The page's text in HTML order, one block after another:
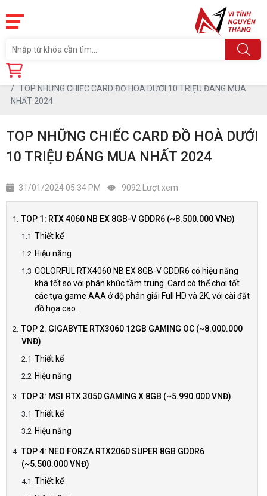
Trang chủ
TOP NHỮNG CHIẾC CARD ĐỒ HOÀ DƯỚI 10 TRIỆU ĐÁNG MUA
NHẤT 2024
TOP NHỮNG CHIẾC CARD ĐỒ HOÀ DƯỚI
10 TRIỆU ĐÁNG MUA NHẤT 2024
31/01/2024 05:34 PM 9092 Lượt xem
TOP 1: RTX 4060 NB EX 8GB-V GDDR6 (~8.500.000 VNĐ)
Thiết kế
Hiệu năng
COLORFUL RTX4060 NB EX 8GB-V GDDR6 có hiệu năng
khá tốt so với phân khúc tầm trung. Card có thể chơi tốt
các tựa game AAA ở độ phân giải Full HD và 2K, với cài đặt
đồ họa cao.
TOP 2: GIGABYTE RTX3060 12GB GAMING OC (~8.000.000
VNĐ)
Thiết kế
Hiệu năng
TOP 3: MSI RTX 3050 GAMING X 8GB (~5.990.000 VNĐ)
Thiết kế
Hiệu năng
TOP 4: NEO FORZA RTX2060 SUPER 8GB GDDR6
(~5.500.000 VNĐ)
Thiết kế